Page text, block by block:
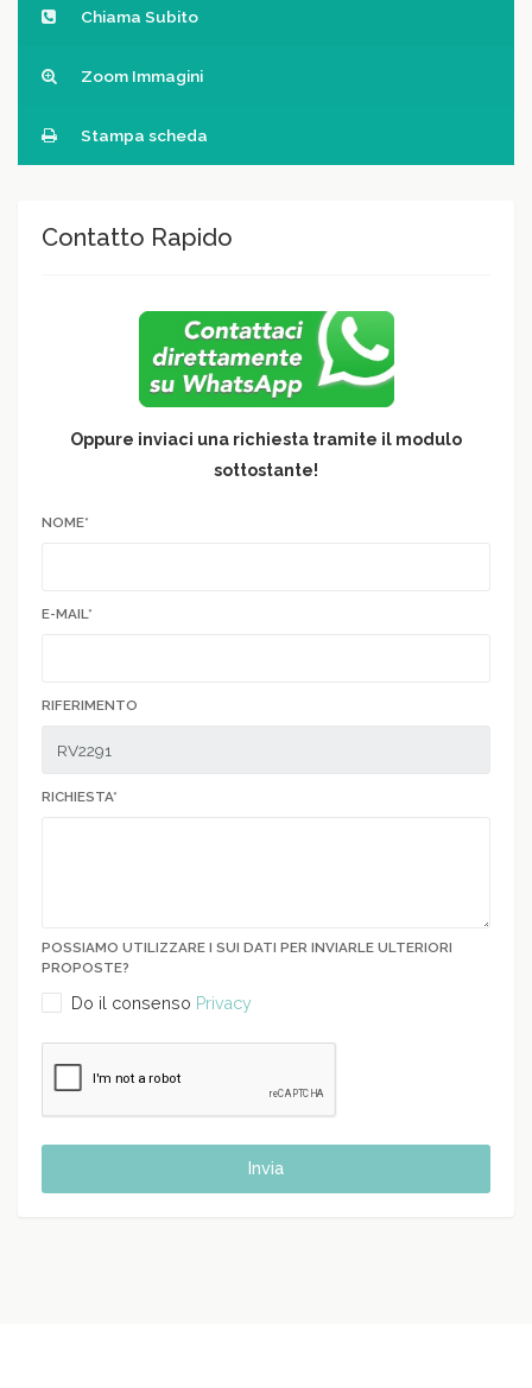
Chiama Subito
Zoom Immagini
Stampa scheda
Contatto Rapido
Oppure inviaci una richiesta tramite il modulo
sottostante!
NOME*
E-MAIL*
RIFERIMENTO
RICHIESTA*
POSSIAMO UTILIZZARE I SUI DATI PER INVIARLE ULTERIORI
PROPOSTE?
Do il consenso Privacy
Invia